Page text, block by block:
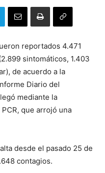
reportados 4.471
sintomáticos, 1.403
de acuerdo a la
Diario del
mediante la
que arrojó una
desde el pasado 25 de
contagios.